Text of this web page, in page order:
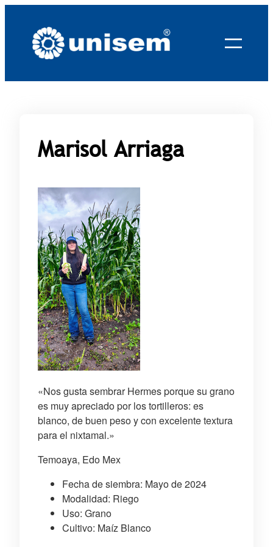
contenido
Marisol Arriaga
«Nos gusta sembrar Hermes porque su grano
es muy apreciado por los tortilleros: es
blanco, de buen peso y con excelente textura
para el nixtamal.»
Temoaya, Edo Mex
Fecha de siembra: Mayo de 2024
Modalidad: Riego
Uso: Grano
Cultivo: Maíz Blanco